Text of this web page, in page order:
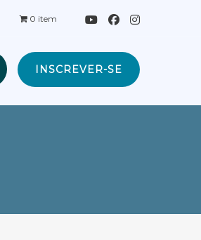
0 item
INSCREVER-SE